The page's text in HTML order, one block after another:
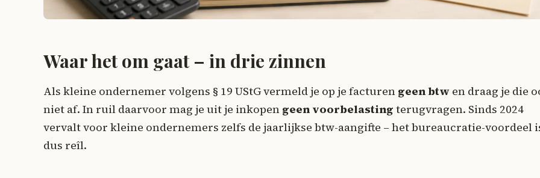
Waar het om gaat – in drie zinnen
Als kleine ondernemer volgens § 19 UStG vermeld je op je facturen geen btw en draag je die
niet af. In ruil daarvoor mag je uit je inkopen geen voorbelasting terugvragen. Sinds 2024
vervalt voor kleine ondernemers zelfs de jaarlijkse btw-aangifte – het bureaucratie-voordeel
dus reîl.